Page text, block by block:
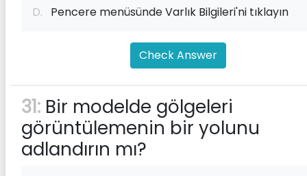
D. Pencere menüsünde Varlık Bilgileri'ni tıklayın
Check Answer
31: Bir modelde gölgeleri
görüntülemenin bir yolunu
adlandırın mı?